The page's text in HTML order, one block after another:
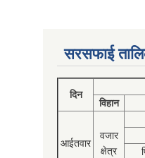
सरसफाई
दिन
विहान
आईतवार
वजार
क्षेत्र